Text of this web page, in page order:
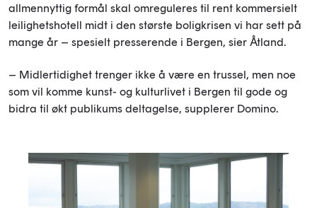
allmennyttig formål skal omreguleres til rent kommersielt
leilighetshotell midt i den største boligkrisen vi har sett på
mange år – spesielt presserende i Bergen, sier Åtland.
– Midlertidighet trenger ikke å være en trussel, men noe
som vil komme kunst- og kulturlivet i Bergen til gode og
bidra til økt publikums deltagelse, supplerer Domino.